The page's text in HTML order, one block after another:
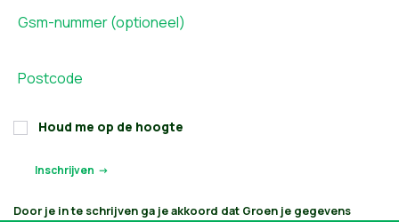
Gsm-nummer (optioneel)
Postcode
Houd me op de hoogte
Door je in te schrijven ga je akkoord dat Groen je gegevens